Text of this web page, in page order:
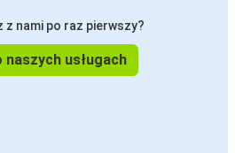
z nami po raz pierwszy?
naszych usługach